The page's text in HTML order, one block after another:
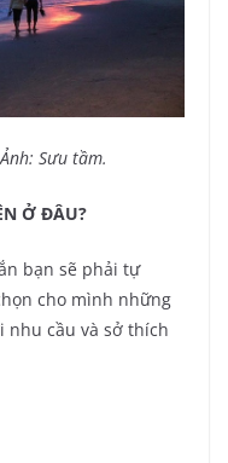
Sưu tầm.
Ở ĐÂU?
bạn sẽ phải tự
cho mình những
nhu cầu và sở thích